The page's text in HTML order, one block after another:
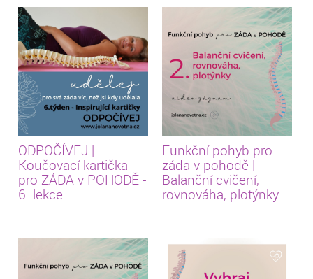
ODPOČÍVEJ |
Koučovací kartička
pro ZÁDA v POHODĚ -
6. lekce
Funkční pohyb pro
záda v pohodě |
Balanční cvičení,
rovnováha, plotýnky